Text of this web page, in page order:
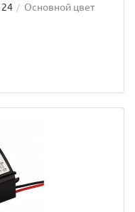
24
Основной цвет